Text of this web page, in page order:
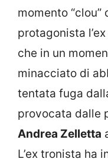
momento
protagonista
che in un
minacciato di
tentata fuga
provocata dalle
Andrea Zelletta
L’ex tronista ha